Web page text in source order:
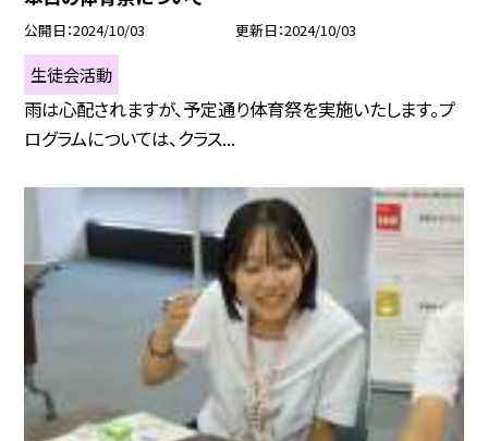
公開日 2024/10/03 更新日 2024/10/03
生徒会活動
雨は心配されますが、予定通り体育祭を実施いたします。プ
ログラムについては、クラス...